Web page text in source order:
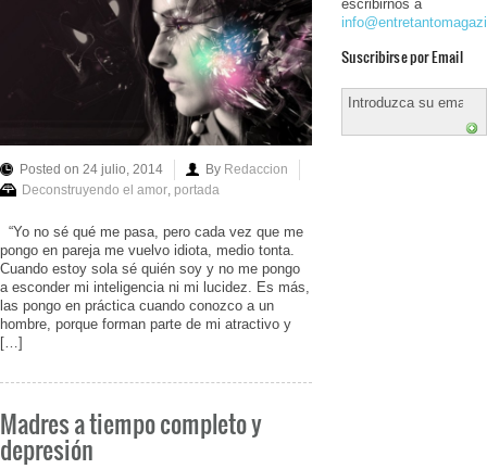
Posted on 24 julio, 2014 By Redaccion
Deconstruyendo el amor, portada
“Yo no sé qué me pasa, pero cada vez que me
pongo en pareja me vuelvo idiota, medio tonta.
Cuando estoy sola sé quién soy y no me pongo
a esconder mi inteligencia ni mi lucidez. Es más,
las pongo en práctica cuando conozco a un
hombre, porque forman parte de mi atractivo y
[…]
Madres a tiempo completo y
depresión
escribirnos a
Suscribirse por Email